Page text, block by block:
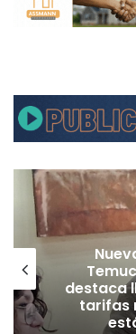
destaca
tarifas